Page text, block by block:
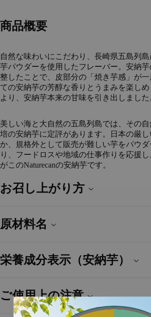
商品概要
自然な味わいにこだわり、長崎県五島列
芋パウダーを使用したフレーバー。安納
整したことで、皮部分の「焼き芋感」が
ての安納芋の芳醇な香りとうまみを楽し
より、安納芋本来の甘味を引き出しました
美しい海と大自然の五島列島では、その
培の安納芋に定評があります。日本の厳
か、規格外として販売が難しい芋をパウ
り、フードロスや地域の仕事作りを応援
がこのNaturecanの安納芋です。
お召し上がり方
原材料名
栄養成分表示（安納芋）
ご使用上の注意